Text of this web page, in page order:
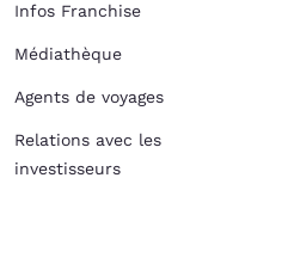
Infos Franchise
Médiathèque
Agents de voyages
Relations avec les
investisseurs